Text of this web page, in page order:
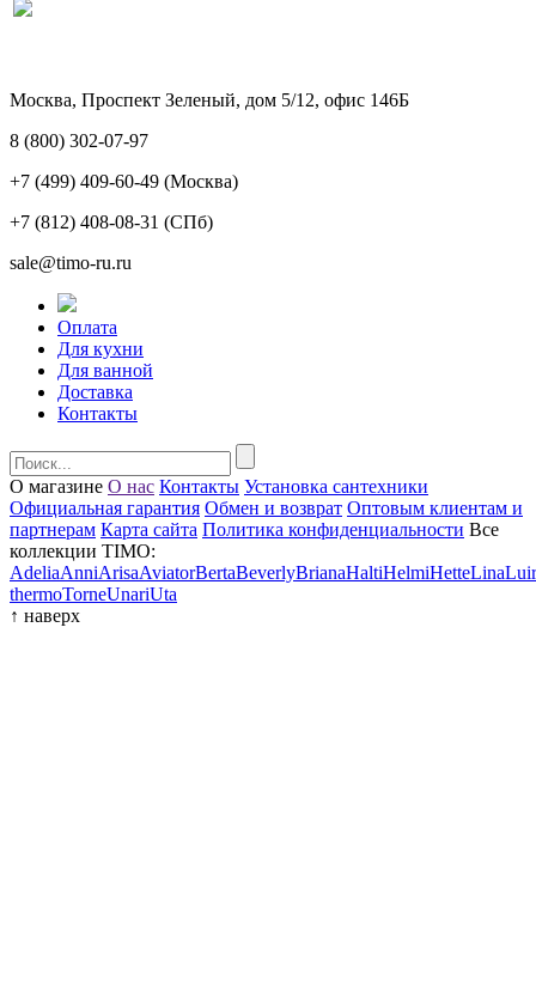
Москва, Проспект Зеленый, дом 5/12, офис 146Б
8 (800) 302-07-97
+7 (499) 409-60-49 (Москва)
+7 (812) 408-08-31 (СПб)
sale@timo-ru.ru
Оплата
Для кухни
Для ванной
Доставка
Контакты
О магазине О нас Контакты Установка сантехники
Официальная гарантия Обмен и возврат Оптовым клиентам и
партнерам Карта сайта Политика конфиденциальности Все
коллекции TIMO:
AdeliaAnniArisaAviatorBertaBeverlyBrianaHaltiHelmiHetteLina
thermoTorneUnariUta
↑ наверх